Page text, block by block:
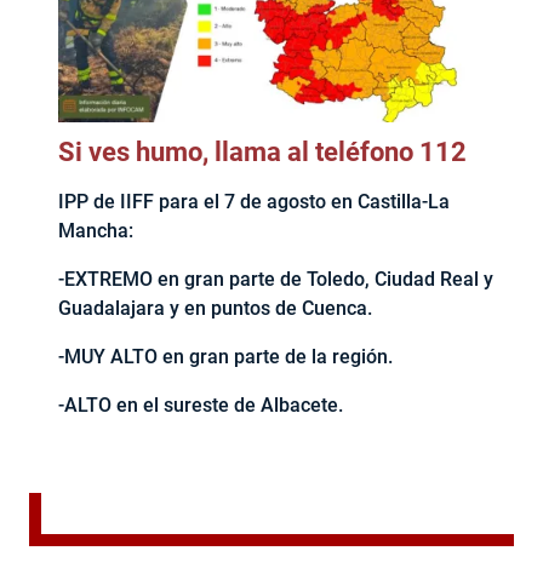
Si ves humo, llama al teléfono 112
IPP de IIFF para el 7 de agosto en Castilla-La
Mancha:
-EXTREMO en gran parte de Toledo, Ciudad Real y
Guadalajara y en puntos de Cuenca.
-MUY ALTO en gran parte de la región.
-ALTO en el sureste de Albacete.